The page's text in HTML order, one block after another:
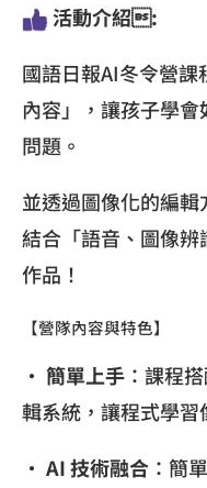
活動介紹:
國語日報AI冬令營
內容」，讓孩子學
問題。
並透過圖像化的編
結合「語音、圖像辨
作品！
【營隊內容與特色】
• 簡單上手 ：課程
輯系統，讓程式學習
• AI 技術融合 ：簡